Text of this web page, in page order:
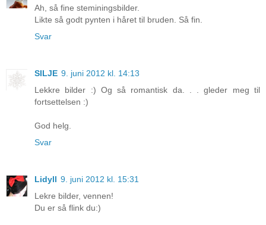
Ah, så fine steminingsbilder.
Likte så godt pynten i håret til bruden. Så fin.
Svar
SILJE 9. juni 2012 kl. 14:13
Lekkre bilder :) Og så romantisk da. . . gleder meg til
fortsettelsen :)
God helg.
Svar
Lidyll 9. juni 2012 kl. 15:31
Lekre bilder, vennen!
Du er så flink du:)